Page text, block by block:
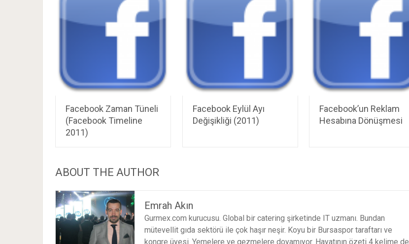
Facebook Zaman Tüneli
(Facebook Timeline
2011)
Facebook Eylül Ayı
Değişikliği (2011)
Facebook’un Reklam
Hesabına Dönüşmesi
ABOUT THE AUTHOR
Emrah Akın
Gurmex.com kurucusu. Global bir catering şirketinde IT uzmanı. Bundan
mütevellit gıda sektörü ile çok haşır neşir. Koyu bir Bursaspor taraftarı ve
kongre üyesi. Yemelere ve gezmelere doyamıyor. Hayatının özeti 4 kelime de